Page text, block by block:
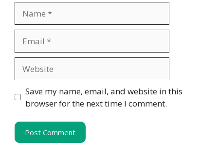
Save my name, email, and website in this
browser for the next time I comment.